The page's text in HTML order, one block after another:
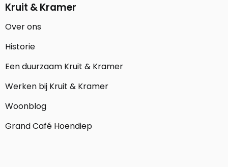
Kruit & Kramer
Over ons
Historie
Een duurzaam Kruit & Kramer
Werken bij Kruit & Kramer
Woonblog
Grand Café Hoendiep